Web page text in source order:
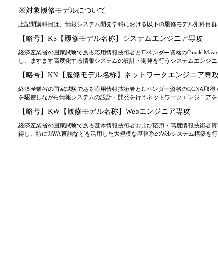
※対象履修モデルについて
上記開講科目は、情報システム開発学科における以下の履修モデル別科目
【略号】KS【履修モデル名称】システムエンジニア専攻
経済産業省の国家試験である応用情報技術者とITベンダー資格のOracle
し、ますます高度化する情報システムの設計・開発を行うシステムエンジ
【略号】KN【履修モデル名称】ネットワークエンジニア専
経済産業省の国家試験である応用情報技術者とITベンダー資格のCCNA取
を駆使しながら情報システムの設計・開発を行うネットワークエンジニア
【略号】KW【履修モデル名称】Webエンジニア専攻
経済産業省の国家試験である基本情報技術者および応用・高度情報技術者
得し、特にJAVA言語などを活用した大規模な基幹系のWebシステム構築を